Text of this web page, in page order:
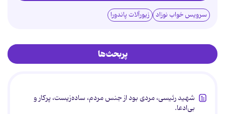
سرویس خواب نوزاد زیورآلات پاندورا
پربحث‌ها
شهید رئیسی، مردی بود از جنس مردم، ساده‌زیست، پرکار و
بی‌ادعا.